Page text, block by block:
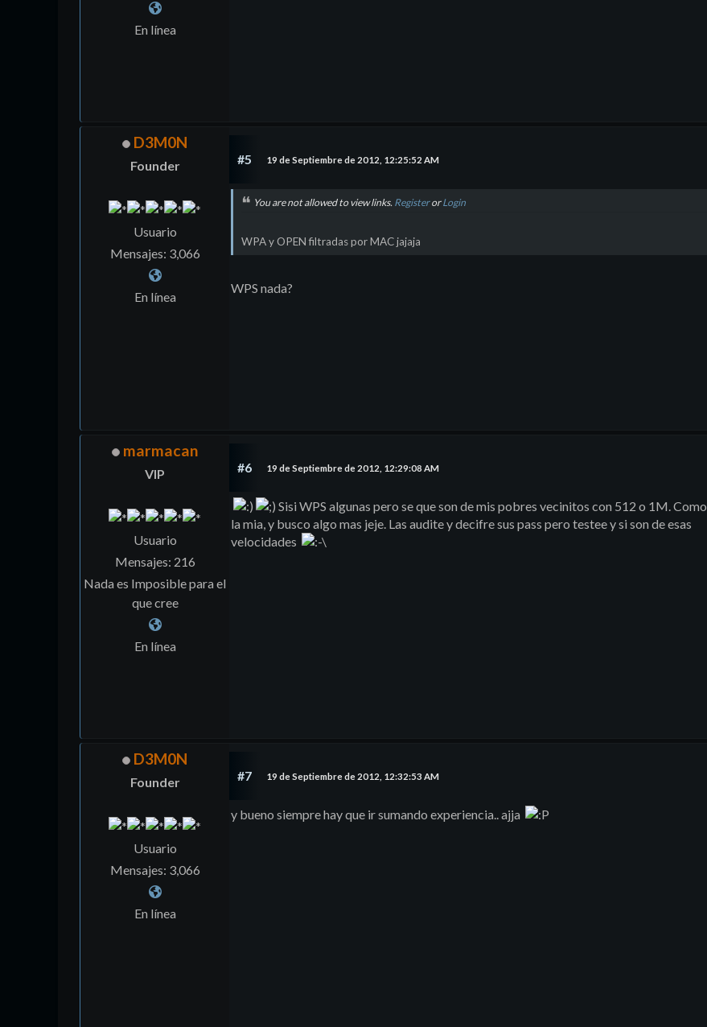
En línea
D3M0N
Founder
Usuario
Mensajes: 3,066
En línea
#5 19 de Septiembre de 2012, 12:25:52 AM
You are not allowed to view links. RegisterorLogin
WPA y OPEN filtradas por MAC jajaja
WPS nada?
marmacan
VIP
Usuario
Mensajes: 216
Nada es Imposible para el
que cree
En línea
#6 19 de Septiembre de 2012, 12:29:08 AM
Sisi WPS algunas pero se que son de mis pobres vecinitos con 512 o 1M. Como
la mia, y busco algo mas jeje. Las audite y decifre sus pass pero testee y si son de esas
velocidades
D3M0N
Founder
Usuario
Mensajes: 3,066
En línea
#7 19 de Septiembre de 2012, 12:32:53 AM
y bueno siempre hay que ir sumando experiencia.. ajja